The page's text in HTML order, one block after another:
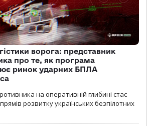
ворога: представник
про те, як програма
ринок ударних БПЛА
на оперативній глибині стає
розвитку українських безпілотних